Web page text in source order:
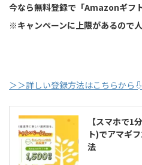
今なら無料登録で「Amazonギフ
※キャンペーンに上限があるので
＞＞詳しい登録方法はこちらから⇩
【スマホで
ト)でアマギ
法